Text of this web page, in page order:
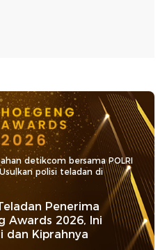
detikcom bersama POLRI
polisi teladan di
Penerima
Awards 2026, Ini
dan Kiprahnya